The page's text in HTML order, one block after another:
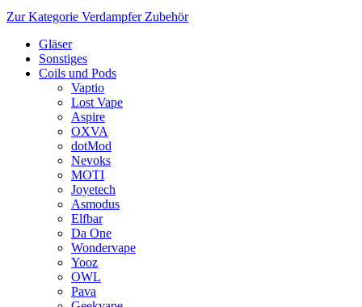
Zur Kategorie Verdampfer Zubehör
Gläser
Sonstiges
Coils und Pods
Vaptio
Lost Vape
Aspire
OXVA
dotMod
Nevoks
MOTI
Joyetech
Asmodus
Elfbar
Da One
Wondervape
Yooz
OWL
Pava